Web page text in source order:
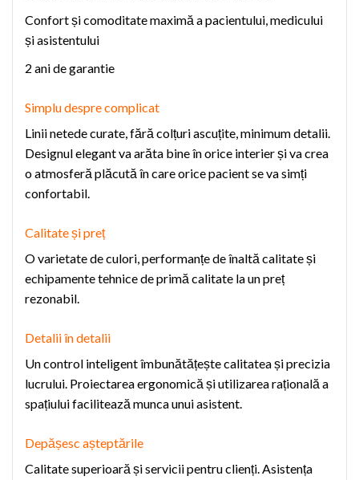
Confort și comoditate maximă a pacientului, medicului
și asistentului
2 ani de garantie
Simplu despre complicat
Linii netede curate, fără colțuri ascuțite, minimum detalii.
Designul elegant va arăta bine în orice interier și va crea
o atmosferă plăcută în care orice pacient se va simți
confortabil.
Calitate și preț
O varietate de culori, performanțe de înaltă calitate și
echipamente tehnice de primă calitate la un preț
rezonabil.
Detalii în detalii
Un control inteligent îmbunătățește calitatea și precizia
lucrului. Proiectarea ergonomică și utilizarea rațională a
spațiului facilitează munca unui asistent.
Depășesc așteptările
Calitate superioară și servicii pentru clienți. Asistența